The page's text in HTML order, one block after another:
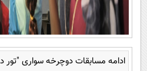
ادامه مسابقات دوچرخه سواری "تور